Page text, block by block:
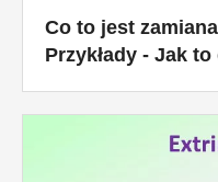
Co to jest
Przykłady - Jak to